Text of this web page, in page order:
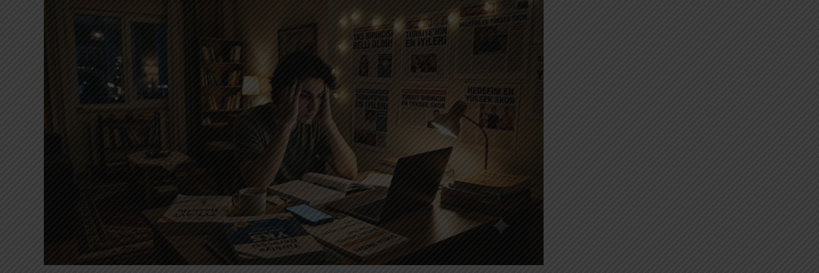
ekonomisidir.
Bu ekonomide satılan ürün biz değiliz. Bizim dikkatimizi satın alan sistemlerdir.
Bir sosyal medya platformunu ücretsiz kullandığımızı düşünürüz. Gerçekte ödediğimiz
bedel para değildir. Ödediğimiz bedel zamandır. Daha doğrusu, hayatımızın geri gelmeyecek
dakikalarıdır.
Her bildirim küçük bir çağrıdır. Her kaydırma hareketi yeni bir ihtimal vaat eder. Belki biraz
sonra daha ilginç bir video… Belki daha çarpıcı bir haber… Belki daha fazla beğeni… Belki
bizi mutlu edecek yeni bir içerik… Ve tam da bu “belki”, insan beyninin ödül sistemini
harekete geçirir. Belirsiz ödüller, kesin ödüllerden daha güçlü bir beklenti yaratır. Bu yüzden
insanlar bazen saatlerce ekran başında kalır; aradıkları şey belirli bir bilgi değil, bir sonraki
Dikkat ekonomisinin en güçlü silahı da budur: İnsanın merakını hiç doyurmadan sürekli
beslemek. Fakat burada gözden kaçırdığımız önemli bir gerçek var. Her “evet”, aynı zamanda
başka bir şeye söylenmiş “hayır”dır.
Telefon ekranına ayırdığımız her saat, çocuğumuzla konuşmadığımız bir saattir. Bitmeyen
içerik akışına verdiğimiz her dakika, okuyamadığımız bir kitabın sayfasıdır. Sürekli bölünen